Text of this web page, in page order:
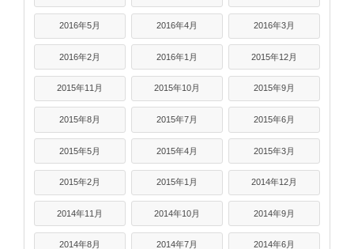
2016年5月 2016年4月 2016年3月
2016年2月 2016年1月 2015年12月
2015年11月 2015年10月 2015年9月
2015年8月 2015年7月 2015年6月
2015年5月 2015年4月 2015年3月
2015年2月 2015年1月 2014年12月
2014年11月 2014年10月 2014年9月
2014年8月 2014年7月 2014年6月